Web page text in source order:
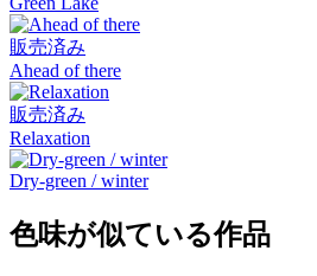
販売済み
Ahead of there
販売済み
Relaxation
Dry-green / winter
色味が似ている作品